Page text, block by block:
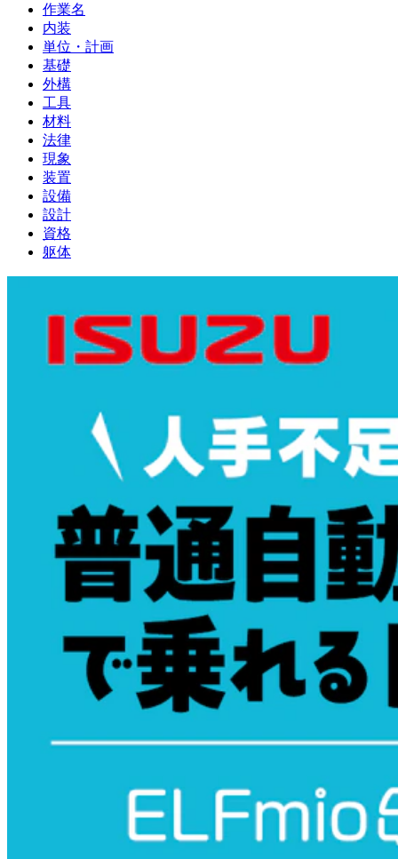
作業名
内装
単位・計画
基礎
外構
工具
材料
法律
現象
装置
設備
設計
資格
躯体